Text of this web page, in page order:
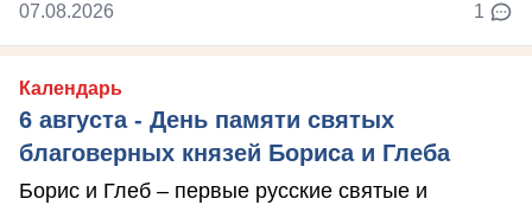
07.08.2026 1
Календарь
6 августа - День памяти святых
благоверных князей Бориса и Глеба
Борис и Глеб – первые русские святые и